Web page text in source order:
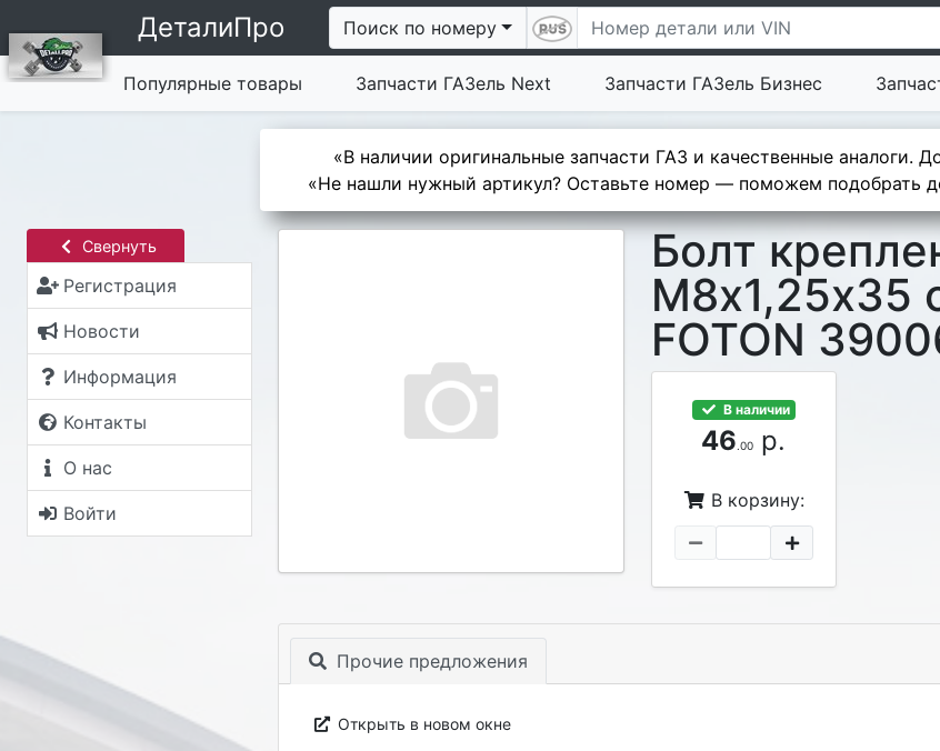
ДеталиПро Поиск по номеру
Популярные товары Запчасти ГАЗель Next Запчасти ГАЗель Бизнес
«В наличии оригинальные запчасти ГАЗ и качественные аналоги.
«Не нашли нужный артикул? Оставьте номер — поможем подобрать
Свернуть
Регистрация
Новости
Информация
Контакты
О нас
Войти
Болт
М8х1,25х35
FOTON
В наличии
46.00 р.
В корзину:
Прочие предложения
Открыть в новом окне